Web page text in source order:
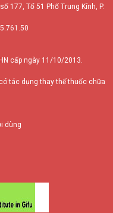
177, Tổ 51 Phố Trung Kính, P.
cấp ngày 11/10/2013.
tác dụng thay thế thuốc chữa
dùng